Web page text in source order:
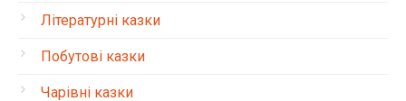
Літературні казки
Побутові казки
Чарівні казки